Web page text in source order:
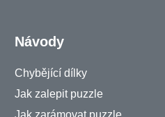
Návody
Chybějící dílky
Jak zalepit puzzle
Jak zarámovat puzzle